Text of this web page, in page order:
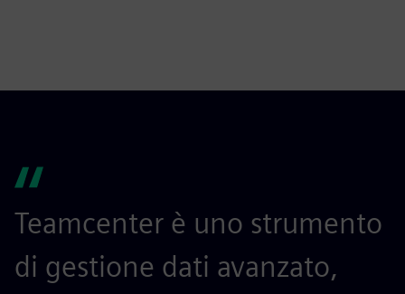
Teamcenter è uno strumento
di gestione dati avanzato,